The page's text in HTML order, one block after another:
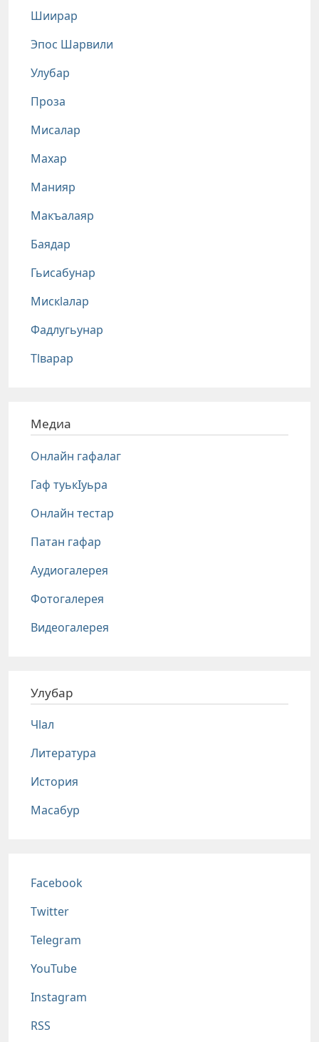
Шиирар
Эпос Шарвили
Улубар
Проза
Мисалар
Махар
Манияр
Макъалаяр
Баядар
Гьисабунар
Мискlалар
Фадлугьунар
Тlварар
Медиа
Онлайн гафалаг
Гаф туькIуьра
Онлайн тестар
Патан гафар
Аудиогалерея
Фотогалерея
Видеогалерея
Улубар
Чlал
Литература
История
Масабур
Соц сети
Facebook
Twitter
Telegram
YouTube
Instagram
RSS